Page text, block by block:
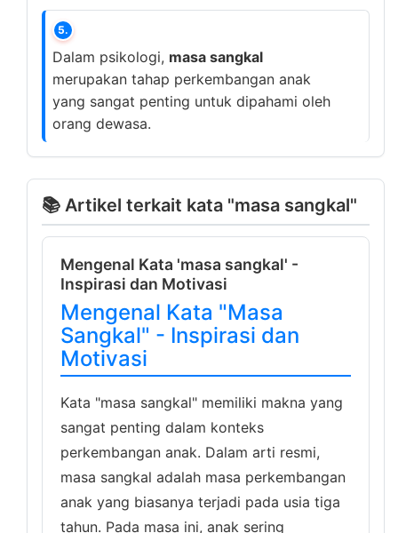
5.
Dalam psikologi, masa sangkal
merupakan tahap perkembangan anak
yang sangat penting untuk dipahami oleh
orang dewasa.
📚 Artikel terkait kata "masa sangkal"
Mengenal Kata 'masa sangkal' -
Inspirasi dan Motivasi
Mengenal Kata "Masa
Sangkal" - Inspirasi dan
Motivasi
Kata "masa sangkal" memiliki makna yang
sangat penting dalam konteks
perkembangan anak. Dalam arti resmi,
masa sangkal adalah masa perkembangan
anak yang biasanya terjadi pada usia tiga
tahun. Pada masa ini, anak sering